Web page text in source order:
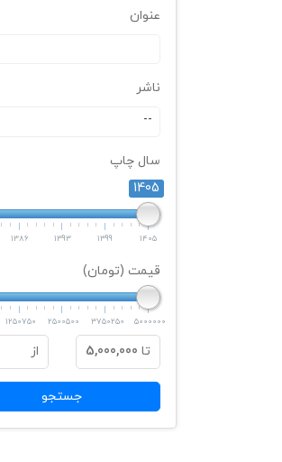
عنوان
ناشر
--
سال چاپ
1405
1386 1393 1399 1405
قیمت (تومان)
1250750 2500500 3750250 5000000
تا 5,000,000 از
جستجو